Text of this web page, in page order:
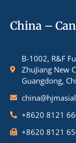
China –
B-1002, R&F
ZhuJiang New
Guangdong,
+8620 8121
+8620 8121